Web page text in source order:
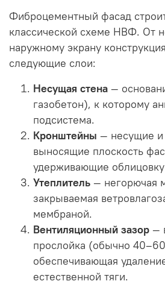
Фиброцементный фасад
классической схеме НВФ. От
наружному экрану
следующие слои:
Несущая стена —
газобетон), к которому
подсистема.
Кронштейны — несущие
выносящие плоскость
удерживающие
Утеплитель — негорючая
закрываемая
мембраной.
Вентиляционный зазор —
прослойка (обычно
обеспечивающая
естественной тяги.